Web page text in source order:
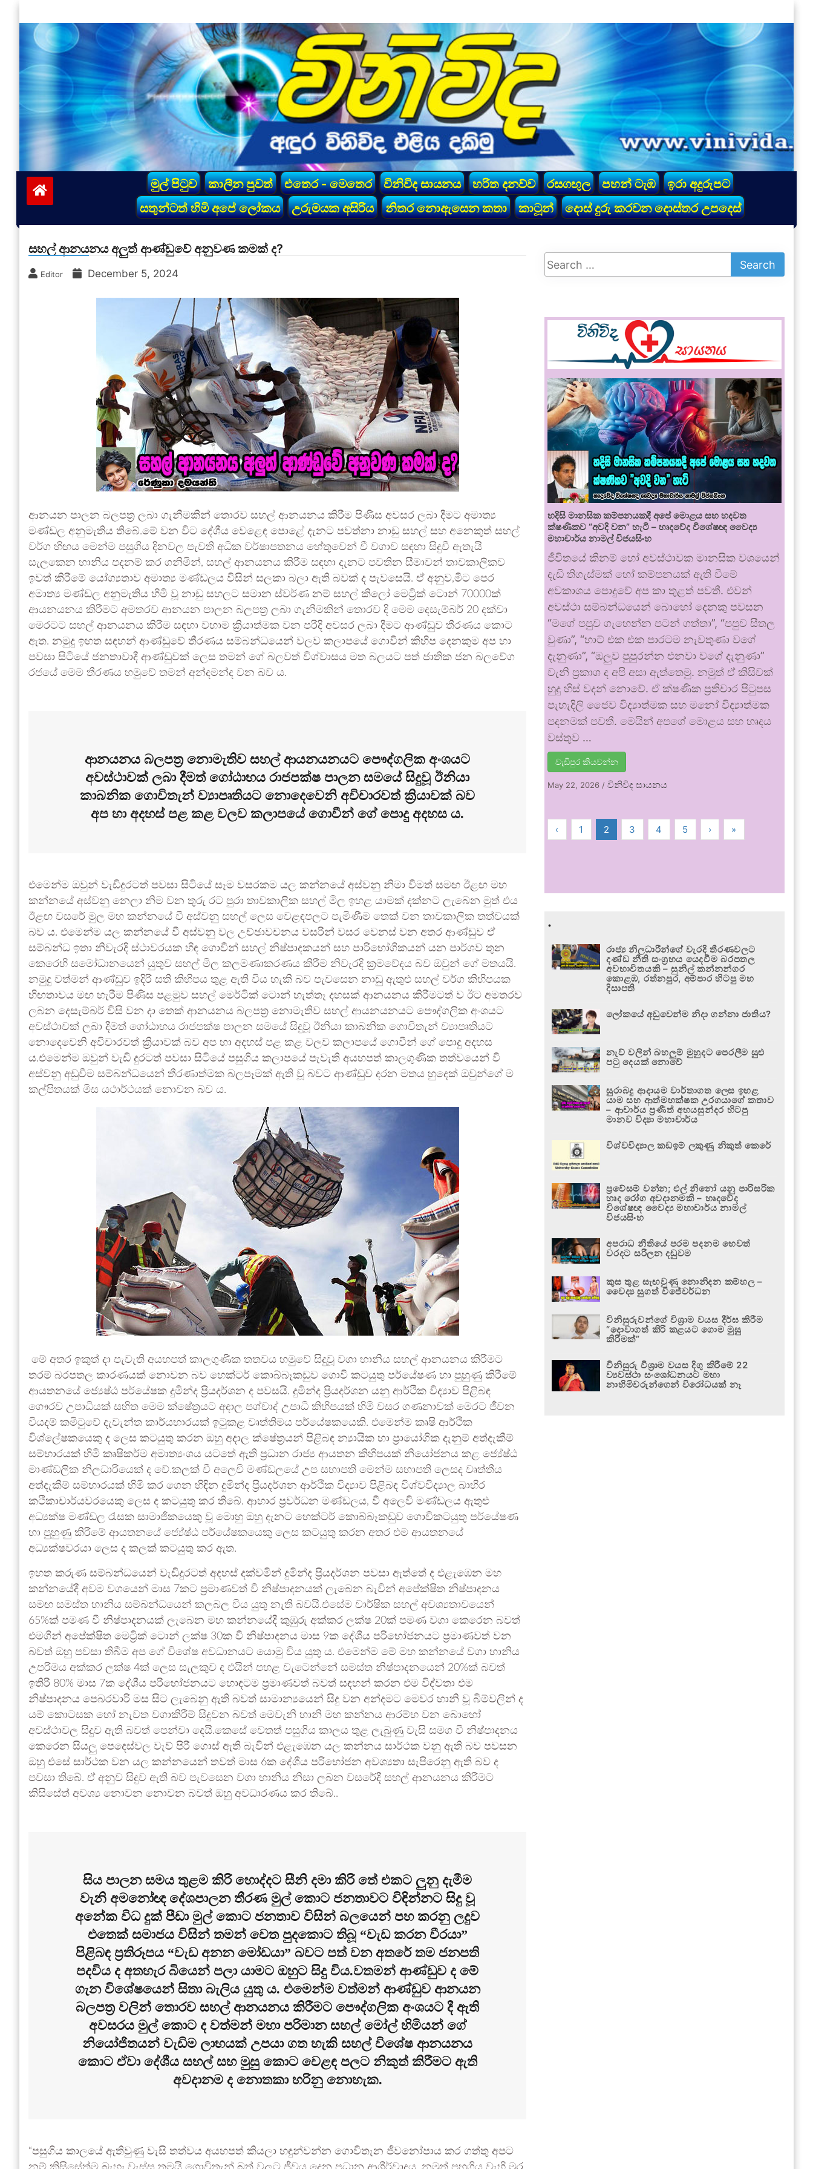
to
content
vinivida.lk
මුල් පිටුව කාලීන පුවත් එතෙර - මෙතෙර විනිවිද සායනය හරිත දනව්ව රසගඟුල පහන් ටැඹ
ඉරා අදුරුපට
සතුන්ටත් හිමි අපේ ලෝකය
උරුමයක අසිරිය නිතර නොඇසෙන කතා කාටූන් දොස් දුරු කරවන දොස්තර උපදෙස්
සහල් ආනයනය අලුත් ආණ්ඩුවේ අනුවණ කමක් ද?
Editor December 5, 2024
ආනයන පාලන බලපත්‍ර ලබා ගැනීමකින් තොරව සහල් ආනයනය කිරීම පිණිස අවසර ලබා දීමට අමාත්‍ය
මණ්ඩල අනුමැතිය තිබේ.මේ වන විට දේශීය වෙළෙඳ පොළේ දැනට පවත්නා නාඩු සහල් සහ අනෙකුත් සහල්
වර්ග හිඟය මෙන්ම පසුගිය දිනවල පැවති අධික වර්ෂාපතනය හේතුවෙන් වී වගාව සඳහා සිදුවී ඇතැයි
සැලකෙන හානිය පදනම් කර ගනිමින්, සහල් ආනයනය කිරීම සඳහා දැනට පවතින සීමාවන් තාවකාලිකව
ඉවත් කිරීමේ යෝග්‍යතාව අමාත්‍ය මණ්ඩලය විසින් සලකා බලා ඇති බවක් ද පැවසෙයි. ඒ අනුව,මීට පෙර
අමාත්‍ය මණ්ඩල අනුමැතිය හිමි වූ නාඩු සහලට සමාන ස්වර්ණ නම් සහල් කිලෝ මෙට්‍රික් ටොන් 70000ක්
ආයනයනය කිරීමට අමතරව ආනයන පාලන බලපත්‍ර ලබා ගැනීමකින් තොරව දි මෙම දෙසැම්බර් 20 දක්වා
මෙරටට සහල් ආනයනය කිරීම සඳහා වහාම ක්‍රියාත්මක වන පරිදි අවසර ලබා දීමට ආණ්ඩුව තීරණය කොට
ඇත. නමුදු ඉහත සඳහන් ආණ්ඩුවේ තීරණය සම්බන්ධයෙන් වලව කලාපයේ ගොවීන් කිහිප දෙනකුම අප හා
පවසා සිටියේ ජනතාවාදී ආණ්ඩුවක් ලෙස තමන් ගේ බලවත් විශ්වාසය මත බලයට පත් ජාතික ජන බලවේග
රජයේ මෙම තීරණය හමුවේ තමන් අන්දමන්ද වන බව ය.
ආනයනය බලපත්‍ර නොමැතිව සහල් ආයනයනයට පෞද්ගලික අංශයට
අවස්ථාවක් ලබා දීමත් ගෝඨාභය රාජපක්ෂ පාලන සමයේ සිදුවූ ඊනියා
කාබනික ගොවිතැන් ව්‍යාපෘතියට නොදෙවෙනි අවිචාරවත් ක්‍රියාවක් බව
අප හා අදහස් පළ කළ වලව කලාපයේ ගොවීන් ගේ පොදු අදහස ය.
එමෙන්ම ඔවුන් වැඩිදුරටත් පවසා සිටියේ සෑම වසරකම යල කන්නයේ අස්වනු නිමා වීමත් සමඟ ඊළඟ මහ
කන්නයේ අස්වනු නෙලා නිම වන තුරු රට පුරා තාවකාලික සහල් මිල ඉහළ යාමක් දක්නට ලැබෙන මුත් එය
ඊළඟ වසරේ මුල මහ කන්නයේ වී අස්වනු සහල් ලෙස වෙළඳපලට පැමිණීම තෙක් වන තාවකාලික තත්වයක්
බව ය. එමෙන්ම යල කන්නයේ වී අස්වනු වල උච්ඡාවචනය වසරින් වසර වෙනස් වන අතර ආණ්ඩුව ඒ
සම්බන්ධ ඉතා නිවැරදි ස්ථාවරයක හිඳ ගොවීන් සහල් නිෂ්පාදකයන් සහ පාරිභෝගිකයන් යන පාර්ශව තුන
කෙරෙහි සමෝධානයෙන් යුතුව සහල් මිල කලමණාකරණය කිරීම නිවැරදි ක්‍රමවේදය බව ඔවුන් ගේ මතයයි.
නමුදු වත්මන් ආණ්ඩුව ඉදිරි සති කිහිපය තුළ ඇති විය හැකි බව පැවසෙන නාඩු ඇතුළු සහල් වර්ග කිහිපයක
හිඟතාවය මඟ හැරීම පිණිස පළමුව සහල් මෙර්ටික් ටොන් හැත්තෑ දහසක් ආනයනය කිරීමටත් ව ඊට අමතරව
ලබන දෙසැම්බර් විසි වන දා තෙක් ආනයනය බලපත්‍ර නොමැතිව සහල් ආයනයනයට පෞද්ගලික අංශයට
අවස්ථාවක් ලබා දීමත් ගෝඨාභය රාජපක්ෂ පාලන සමයේ සිදුවූ ඊනියා කාබනික ගොවිතැන් ව්‍යාපෘතියට
නොදෙවෙනි අවිචාරවත් ක්‍රියාවක් බව අප හා අදහස් පළ කළ වලව කලාපයේ ගොවීන් ගේ පොදු අදහස
ය.එමෙන්ම ඔවුන් වැඩි දුරටත් පවසා සිටියේ පසුගිය කලාපයේ පැවැති අයහපත් කාලගුණික තත්වයෙන් වී
අස්වනු අඩුවීම සම්බන්ධයෙන් තීරණාත්මක බලපෑමක් ඇති වූ බවට ආණ්ඩුව දරන මතය හුදෙක් ඔවුන්ගේ ම
කල්පිතයක් මිස යථාර්ථයක් නොවන බව ය.
මේ අතර ඉකුත් දා පැවැති අයහපත් කාලගුණික තතවය හමුවේ සිදුවූ වගා හානිය සහල් ආනයනය කිරීමට
තරම් බරපතල කාරණයක් නොවන බව හෙක්ටර් කොබ්බෑකඩුව ගොවි කටයුතු පර්යේෂණ හා පුහුණු කිරීමේ
ආයතනයේ ජ්‍යෙෂ්ඨ පර්යේෂක දුමින්ද ප්‍රියදර්ශන ද පවසයි. දුමින්ද ප්‍රියදර්ශන යනු ආර්ථික විද්‍යාව පිළිබඳ
ගෞරව උපාධියක් සහිත මෙම ක්ෂේත්‍රයට අදාල පශ්චාද් උපාධි කිහිපයක් හිමි වසර ගණනාවක් මෙරට ජීවන
වියදම් කමිටුවේ දැවැන්ත කාර්යභාරයක් ඉටුකළ වෘත්තිමය පර්යේෂකයෙකි. එමෙන්ම කෘෂි ආර්ථික
විශ්ලේෂකයෙකු ද ලෙස කටයුතු කරන ඔහු අදාල ක්ෂේත්‍රයන් පිළිබඳ න්‍යායික හා ප්‍රායෝගික දැනුම් අත්දැකීම්
සම්භාරයක් හිමි කෘෂිකර්ම අමාත්‍යංශය යටතේ ඇති ප්‍රධාන රාජ්‍ය ආයතන කිහිපයක් නියෝජනය කළ ජ්‍යේෂ්ඨ
මාණ්ඩලික නිලධාරියෙක් ද වේ.කලක් වී අලෙවි මණ්ඩලයේ උප සභාපති මෙන්ම සභාපති ලෙසද වෘත්තීය
අත්දැකීම් සම්භාරයක් හිමි කර ගෙන හිඳින දුමින්ද ප්‍රියදර්ශන ආර්ථික විද්‍යාව පිළිබඳ විශ්වවිද්‍යාල බාහිර
කථිකාචාර්යවරයෙකු ලෙස ද කටයුතු කර තිබේ. ආහාර ප්‍රවර්ධන මණ්ඩලය, වී අලෙවි මණ්ඩලය ඇතුළු
අධ්‍යක්ෂ මණ්ඩල රැසක සාමාජිකයෙකු වූ මොහු ඔහු දැනට හෙක්ටර් කොබ්බෑකඩුව ගොවිකටයුතු පර්යේෂණ
හා පුහුණු කිරීමේ ආයතනයේ ජ්‍යේෂ්ඨ පර්යේෂකයෙකු ලෙස කටයුතු කරන අතර එම ආයතනයේ
අධ්‍යක්ෂවරයා ලෙස ද කලක් කටයුතු කර ඇත.
ඉහත කරුණ සම්බන්ධයෙන් වැඩිදුරටත් අදහස් දක්වමින් දුමින්ද ප්‍රියදර්ශන පවසා ඇත්තේ ද එළැඹෙන මහ
කන්නයේදී අවම වශයෙන් මාස 7කට ප්‍රමාණවත් වී නිෂ්පාදනයක් ලැබෙන බැවින් අපේක්ෂිත නිෂ්පාදනය
සමඟ සමස්ත හානිය සම්බන්ධයෙන් කලබල විය යුතු නැති බවයි.එසේම වාර්ෂික සහල් අවශ්‍යතාවයෙන්
65%ක් පමණ වී නිෂ්පාදනයක් ලැබෙන මහ කන්නයේදී කුඹුරු අක්කර ලක්ෂ 20ක් පමණ වගා කෙරෙන බවත්
එමගින් අපේක්ෂිත මෙට්‍රික් ටොන් ලක්ෂ 30ක වී නිෂ්පාදනය මාස 9ක දේශීය පරිභෝජනයට ප්‍රමාණවත් වන
බවත් ඔහු පවසා තිබීම අප ගේ විශේෂ අවධානයට යොමු විය යුතු ය. එමෙන්ම මේ මහ කන්නයේ වගා හානිය
උපරිමය අක්කර ලක්ෂ 4ක් ලෙස සැලකුව ද එයින් පහළ වැටෙන්නේ සමස්ත නිෂ්පාදනයෙන් 20%ක් බවත්
ඉතිරි 80% මාස 7ක දේශීය පරිභෝජනයට හොඳටම ප්‍රමාණවත් බවත් සඳහන් කරන එම විද්වතා එම
නිෂ්පාදනය පෙබරවාරි මස සිට ලැබෙනු ඇති බවත් සාමාන්‍යයෙන් සිදු වන අන්දමට මෙවර හානි වූ බිම්වලින් ද
යම් කොටසක හෝ නැවත වගාකිරීම් සිදුවන බවත් මෙවැනි හානි මහ කන්නය ආරම්භ වන බොහෝ
අවස්ථාවල සිදුව ඇති බවත් පෙන්වා දෙයි.කෙසේ වෙතත් පසුගිය කාලය තුළ ලැබුණු වැසි සමග වී නිෂ්පාදනය
කෙරෙන සියලු පෙදෙස්වල වැව් පිරී ගොස් ඇති බැවින් එළැඹෙන යල කන්නය සාර්ථක වනු ඇති බව පවසන
ඔහු එසේ සාර්ථක වන යල කන්නයෙන් තවත් මාස 6ක දේශීය පරිභෝජන අවශ්‍යතා සැපිරෙනු ඇති බව ද
පවසා තිබේ. ඒ අනුව සිදුව ඇති බව පැවසෙන වගා හානිය නිසා ලබන වසරේදී සහල් ආනයනය කිරීමට
කිසිසේත් අවශ්‍ය නොවන නොවන බවත් ඔහු අවධාරණය කර තිබේ..
සිය පාලන සමය තුළම කිරි හොද්දට සීනි දමා කිරි තේ එකට ලුනු දැමීම
වැනි අමනෝඥ දේශපාලන තීරණ මුල් කොට ජනතාවට විඳින්නට සිදු වූ
අනේක විධ දුක් පීඩා මුල් කොට ජනතාව විසින් බලයෙන් පහ කරනු ලදුව
එතෙක් සමාජය විසින් තමන් වෙත පුදකොට තිබූ “වැඩ කරන වීරයා”
පිළිබඳ ප්‍රතිරූපය “වැඩ අනන මෝඩයා” බවට පත් වන අතරේ තම ජනපති
පදවිය ද අතහැර බියෙන් පලා යාමට ඔහුට සිදු විය.වතමන් ආණ්ඩුව ද මේ
ගැන විශේෂයෙන් සිතා බැලිය යුතු ය. එමෙන්ම වත්මන් ආණ්ඩුව ආනයන
බලපත්‍ර වලින් තොරව සහල් ආනයනය කිරීමට පෞද්ගලික අංශයට දී ඇති
අවසරය මුල් කොට ද වත්මන් මහා පරිමාන සහල් මෝල් හිමියන් ගේ
නියෝජිතයන් වැඩිම ලාභයක් උපයා ගත හැකි සහල් විශේෂ ආනයනය
කොට ඒවා දේශීය සහල් සහ මුසු කොට වෙළඳ පලට නිකුත් කිරීමට ඇති
අවදානම ද නොතකා හරිනු නොහැක.
“පසුගිය කාලයේ ඇතිවුණු වැසි තත්වය අයහපත් කියලා හඳුන්වන්න ගොවිතැන ජීවනෝපාය කර ගත්තු අපට
හදිසි මානසික කම්පනයකදී අපේ මොළය සහ හදවත
ක්ෂණිකව “අවදි වන” හැටි – හෘදවේද විශේෂඥ වෛද්‍ය
මහාචාර්ය නාමල් විජයසිංහ
ජීවිතයේ කිනම් හෝ අවස්ථාවක මානසික වශයෙන්
දැඩි තිගැස්මක් හෝ කම්පනයක් ඇති වීමේ
අවකාශය පොදුවේ අප කා තුළත් පවතී. එවන්
අවස්ථා සම්බන්ධයෙන් බොහෝ දෙනකු පවසන
“මගේ පපුව ගැහෙන්න පටන් ගත්තා”, “පපුව සීතල
වුණා”, “හාට් එක එක පාරටම නැවතුණා වගේ
දැනුණා”, “ඔලුව පුපුරන්න එනවා වගේ දැනුණා”
වැනි ප්‍රකාශ ද අපි අසා ඇත්තෙමු. නමුත් ඒ කිසිවක්
හුදු හිස් වදන් නොවේ. ඒ ක්ෂණික ප්‍රතිචාර පිටුපස
පැහැදිලි ජෛව විද්‍යාත්මක සහ මනෝ විද්‍යාත්මක
පදනමක් පවතී. මෙයින් අපගේ මොළය සහ හෘදය
වස්තුව …
වැඩිපුර කියවන්න
May 22, 2026 /විනිවිද සායනය
‹ 1 2 3 4 5 › »
.
රාජ්‍ය නිලධාරීන්ගේ වැරදි තීරණවලට
දණ්ඩ නීති සංග්‍රහය යෙදවීම බරපතල
අවභාවිතයකි – සුනිල් කන්නන්ගර
කොළඹ, රත්නපුර, අම්පාර හිටපු මහ
දිසාපති
ලෝකයේ අඩුවෙන්ම නිදා ගන්නා ජාතිය?
නැව් වලින් බහලුම් මුහුදට පෙරලීම සුළු
පටු දෙයක් නොවේ
සුරාබදු ආදායම වාර්තාගත ලෙස ඉහළ
යාම සහ ආත්මභක්ෂක උරගයාගේ කතාව
– ආචාර්ය ප්‍රණීත් අභයසුන්දර හිටපු
මානව විද්‍යා මහාචාර්ය
විශ්වවිද්‍යාල කඩඉම් ලකුණු නිකුත් කෙරේ
ප්‍රවේසම් වන්න; එල් නිනෝ යනු පාරිසරික
හෘද රෝග අවදානමකි – හෘදවේද
විශේෂඥ වෛද්‍ය මහාචාර්ය නාමල්
විජයසිංහ
අපරාධ නීතියේ පරම පදනම හෙවත්
වරදට සරිලන දඬුවම
කුස තුළ සැඟවුණු නොනිදන කම්හල –
වෛද්‍ය සුගත් විජේවර්ධන
විනිසුරුවන්ගේ විශ්‍රාම වයස දීර්ඝ කිරීම
“දොවාගත් කිරි කළයට ගොම මුසු
කිරීමක්”
විනිසුරු විශ්‍රාම වයස දිගු කිරීමේ 22
ව්‍යවස්ථා සංශෝධනයට මහා
නාහිමිවරුන්ගෙන් විරෝධයක් නෑ